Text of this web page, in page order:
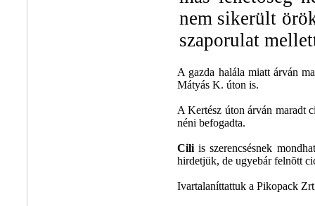
nem sikerült
szaporulat
A gazda halála miatt árván
Mátyás K. úton is.
A Kertész úton árván maradt
néni befogadta.
Cili is szerencsésnek
hirdetjük, de ugyebár felnõtt
Ivartalaníttattuk a Pikopack